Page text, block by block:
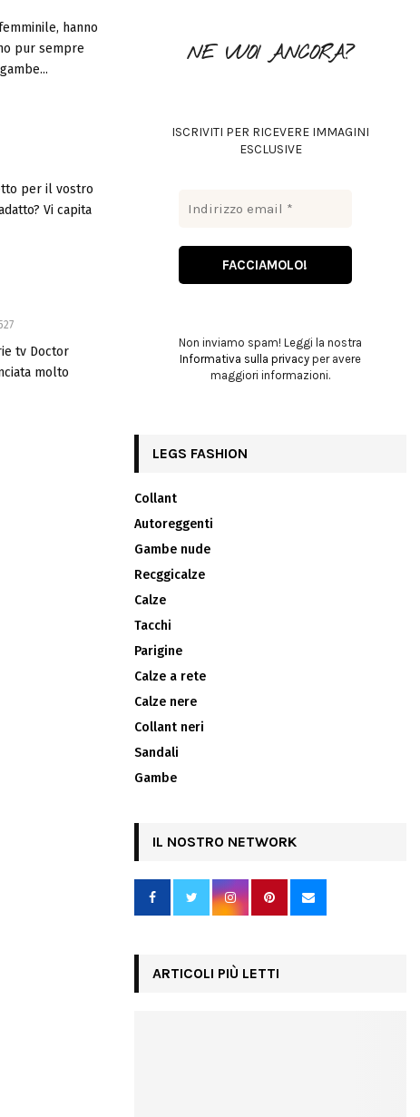
hanno
pur sempre
per il vostro
Vi capita
tv Doctor
molto
NE VUOI ANCORA?
ISCRIVITI PER RICEVERE IMMAGINI
ESCLUSIVE
Non inviamo spam! Leggi la nostra
Informativa sulla privacy per avere
maggiori informazioni.
LEGS FASHION
Collant
Autoreggenti
Gambe nude
Recggicalze
Calze
Tacchi
Parigine
Calze a rete
Calze nere
Collant neri
Sandali
Gambe
IL NOSTRO NETWORK
ARTICOLI PIÙ LETTI